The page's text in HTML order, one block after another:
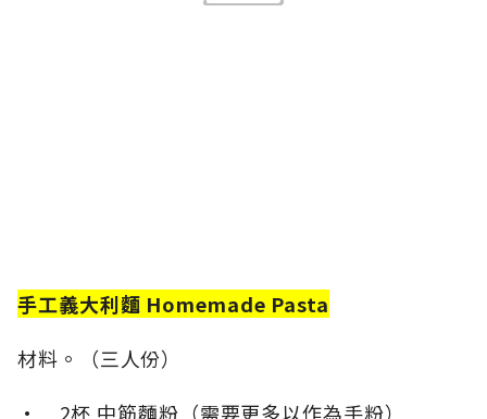
手工義大利麵 Homemade Pasta
材料。（三人份）
• 2杯 中筋麵粉（需要更多以作為手粉）